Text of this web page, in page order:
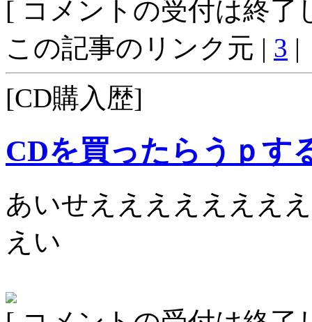
[ コメントの受付は終了
この記事のリンク元 | 3 |
[CD購入歴]
CDを買ったらうｐす
あいせえええええええ
えい